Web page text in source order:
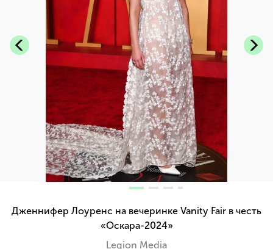
Дженнифер Лоуренс на вечеринке Vanity Fair в честь
«Оскара-2024»
Legion Media